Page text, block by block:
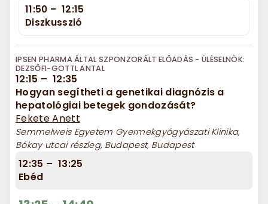
11:50 – 12:15
Diszkusszió
IPSEN PHARMA ÁLTAL SZPONZORÁLT ELŐADÁS - ÜLÉSELNÖK:
DEZSŐFI-GOTTL ANTAL
12:15 – 12:35
Hogyan segítheti a genetikai diagnózis a
hepatológiai betegek gondozását?
Fekete Anett
Semmelweis Egyetem Gyermekgyógyászati Klinika,
Bókay utcai részleg, Budapest, Budapest
12:35 – 13:25
Ebéd